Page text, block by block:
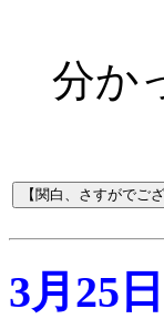
分か
3月25日